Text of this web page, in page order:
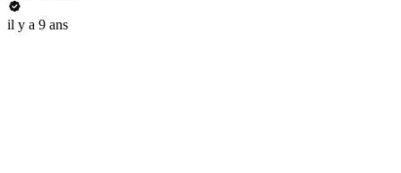
il y a 9 ans